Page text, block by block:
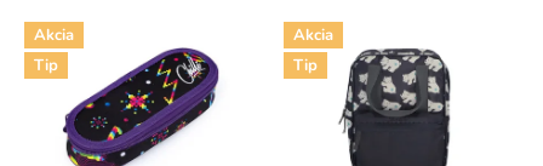
V
p
Akcia
Tip
Akcia
Tip